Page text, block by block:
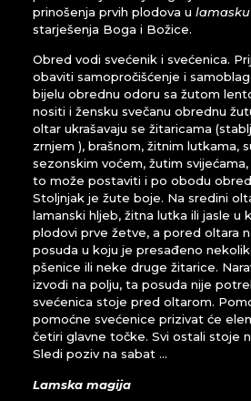
prinošenja prvih plodova u
starješenja Boga i Božice.
Obred vodi svećenik i svećenica.
obaviti samopročišćenje i
bijelu obrednu odoru sa žutom
nositi i žensku svečanu obrednu
oltar ukrašavaju se žitaricama
zrnjem ), brašnom, žitnim lutkama,
sezonskim voćem, žutim
to može postaviti i po obodu
Stoljnjak je žute boje. Na sredini
lamanski hljeb, žitna lutka ili jasle u
plodovi prve žetve, a pored oltara
posuda u koju je presađeno
pšenice ili neke druge žitarice.
izvodi na polju, ta posuda nije
svećenica stoje pred oltarom.
pomoćne svećenice prizivat će
četiri glavne točke. Svi ostali stoje
Sledi poziv na sabat …
Lamska magija